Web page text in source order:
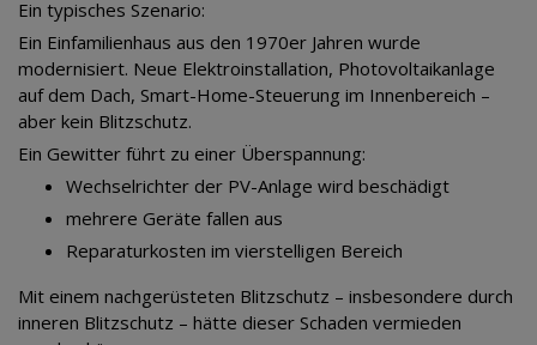
Ein typisches Szenario:
Ein Einfamilienhaus aus den 1970er Jahren wurde
modernisiert. Neue Elektroinstallation, Photovoltaikanlage
auf dem Dach, Smart-Home-Steuerung im Innenbereich –
aber kein Blitzschutz.
Ein Gewitter führt zu einer Überspannung:
Wechselrichter der PV-Anlage wird beschädigt
mehrere Geräte fallen aus
Reparaturkosten im vierstelligen Bereich
Mit einem nachgerüsteten Blitzschutz – insbesondere durch
inneren Blitzschutz – hätte dieser Schaden vermieden